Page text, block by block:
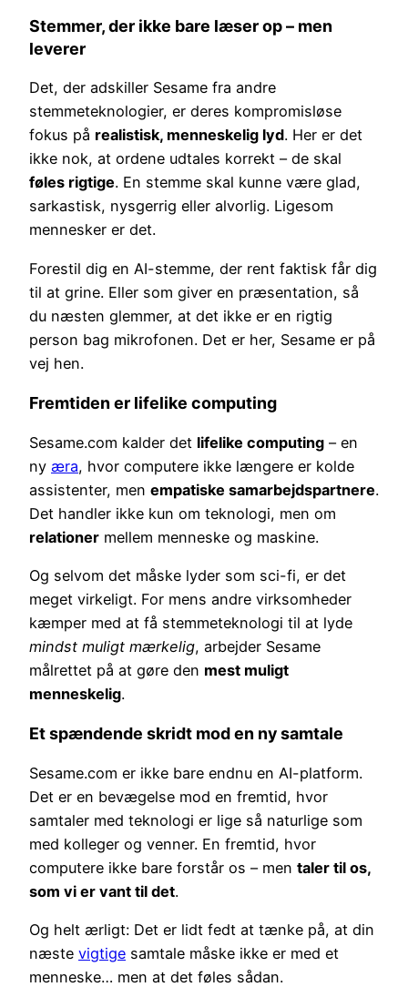
Stemmer, der ikke bare læser op – men
leverer
Det, der adskiller Sesame fra andre
stemmeteknologier, er deres kompromisløse
fokus på realistisk, menneskelig lyd. Her er det
ikke nok, at ordene udtales korrekt – de skal
føles rigtige. En stemme skal kunne være glad,
sarkastisk, nysgerrig eller alvorlig. Ligesom
mennesker er det.
Forestil dig en AI-stemme, der rent faktisk får dig
til at grine. Eller som giver en præsentation, så
du næsten glemmer, at det ikke er en rigtig
person bag mikrofonen. Det er her, Sesame er på
vej hen.
Fremtiden er lifelike computing
Sesame.com kalder det lifelike computing – en
ny æra, hvor computere ikke længere er kolde
assistenter, men empatiske samarbejdspartnere.
Det handler ikke kun om teknologi, men om
relationer mellem menneske og maskine.
Og selvom det måske lyder som sci-fi, er det
meget virkeligt. For mens andre virksomheder
kæmper med at få stemmeteknologi til at lyde
mindst muligt mærkelig, arbejder Sesame
målrettet på at gøre den mest muligt
menneskelig.
Et spændende skridt mod en ny samtale
Sesame.com er ikke bare endnu en AI-platform.
Det er en bevægelse mod en fremtid, hvor
samtaler med teknologi er lige så naturlige som
med kolleger og venner. En fremtid, hvor
computere ikke bare forstår os – men taler til os,
som vi er vant til det.
Og helt ærligt: Det er lidt fedt at tænke på, at din
næste vigtige samtale måske ikke er med et
menneske… men at det føles sådan.